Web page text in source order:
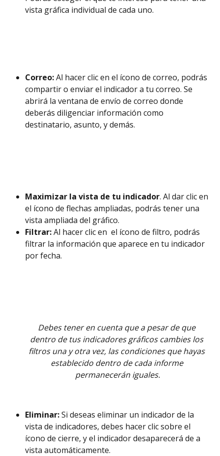
vista gráfica individual de cada uno.
Correo: Al hacer clic en el ícono de correo, podrás
compartir o enviar el indicador a tu correo. Se
abrirá la ventana de envío de correo donde
deberás diligenciar información como
destinatario, asunto, y demás.
Maximizar la vista de tu indicador. Al dar clic en
el ícono de flechas ampliadas, podrás tener una
vista ampliada del gráfico.
Filtrar: Al hacer clic en  el ícono de filtro, podrás
filtrar la información que aparece en tu indicador
por fecha.
Debes tener en cuenta que a pesar de que
dentro de tus indicadores gráficos cambies los
filtros una y otra vez, las condiciones que hayas
establecido dentro de cada informe
permanecerán iguales.
Eliminar: Si deseas eliminar un indicador de la
vista de indicadores, debes hacer clic sobre el
ícono de cierre, y el indicador desaparecerá de a
vista automáticamente.